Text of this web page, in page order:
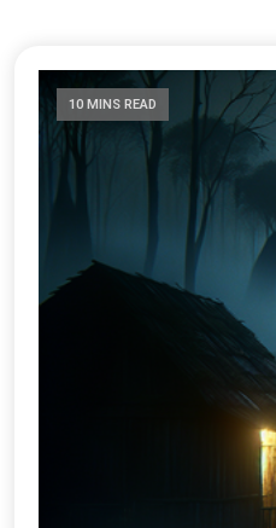
10 MINS READ